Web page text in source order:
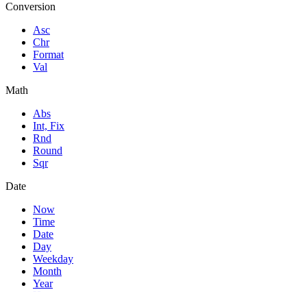
Conversion
Asc
Chr
Format
Val
Math
Abs
Int, Fix
Rnd
Round
Sqr
Date
Now
Time
Date
Day
Weekday
Month
Year